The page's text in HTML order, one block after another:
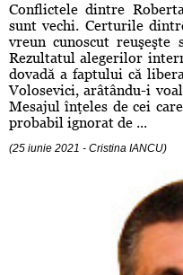
Conflictele dintre
sunt vechi. Certurile
vreun cunoscut
Rezultatul alegerilor
dovadă a faptului că
Volosevici, arâtându-i
Mesajul înţeles de cei
probabil ignorat de ...
(25 iunie 2021 - Cristina IANCU)